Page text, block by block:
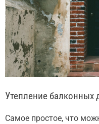
Утепление балконных
Самое простое, что